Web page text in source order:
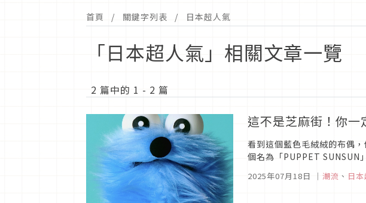
首頁 關鍵字列表 日本超人氣
「日本超人氣」相關文章一覽
2 篇中的 1 - 2 篇
這不是芝麻街！你一
看到這個藍色毛絨絨的布偶
個名為「PUPPET SUNSUN
2025年07月18日 ｜ 潮流 、 日